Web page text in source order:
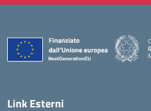
Link Esterni